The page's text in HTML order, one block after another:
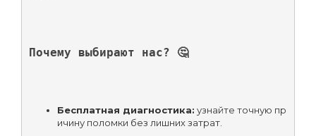
Почему выбирают нас? 🤔
Бесплатная диагностика: узнайте точную пр
ичину поломки без лишних затрат.